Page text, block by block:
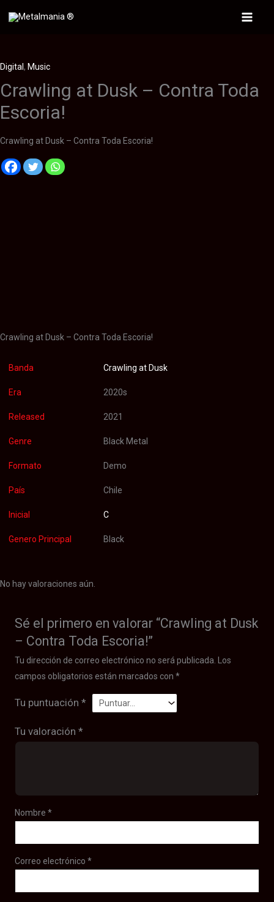
Main
Digital , Music
Crawling at Dusk – Contra Toda
Escoria!
Crawling at Dusk – Contra Toda Escoria!
Crawling at Dusk – Contra Toda Escoria!
Banda Crawling at Dusk
Era 2020s
Released 2021
Genre Black Metal
Formato Demo
País Chile
Inicial C
Genero Principal Black
No hay valoraciones aún.
Sé el primero en valorar “Crawling at Dusk
– Contra Toda Escoria!”
Tu dirección de correo electrónico no será publicada.
Los
campos obligatorios están marcados con*
Tu puntuación*
Tu valoración*
Nombre*
Correo electrónico*